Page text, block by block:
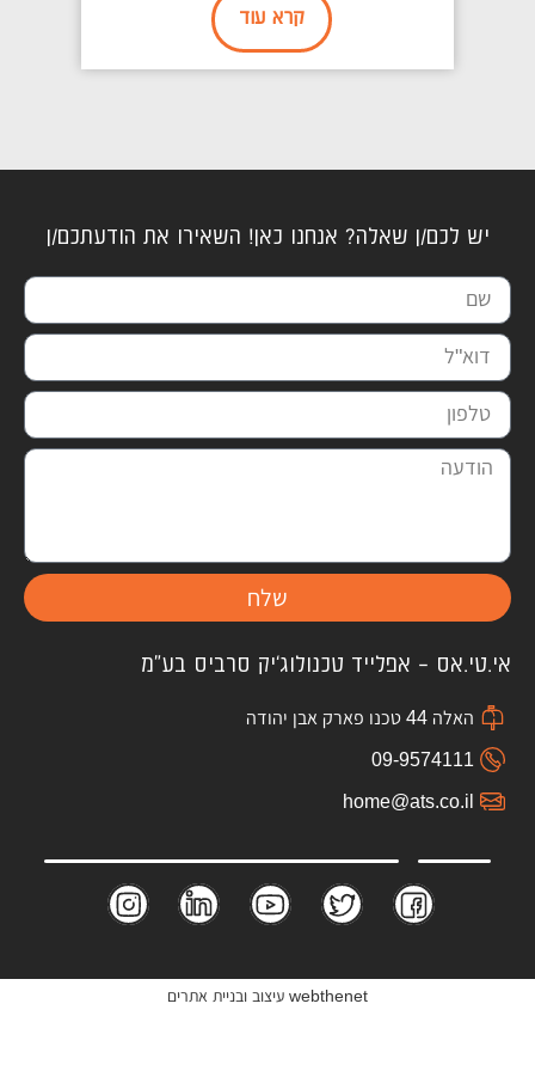
אי.טי.אס – אפלייד טכנולוג'יק סרביס בע"מ
האלה 44 טכנו פארק אבן יהודה
09-9574111
home@ats.co.il
יש לכם/ן שאלה? אנחנו כאן! השאירו את הודעתכם/ן
שלח
webthenet עיצוב ובניית אתרים